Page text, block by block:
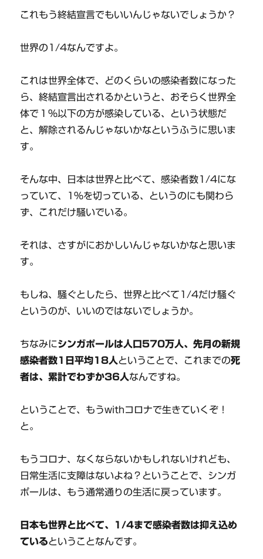
これもう終結宣言でもいいんじゃないでしょうか？
世界の1/4なんですよ。
これは世界全体で、どのくらいの感染者数になった
ら、終結宣言出されるかというと、おそらく世界全
体で１％以下の方が感染している、という状態だ
と、解除されるんじゃないかなというふうに思いま
す。
そんな中、日本は世界と比べて、感染者数1/4にな
っていて、1％を切っている、というのにも関わら
ず、これだけ騒いでいる。
それは、さすがにおかしいんじゃないかなと思いま
す。
もしね、騒ぐとしたら、世界と比べて1/4だけ騒ぐ
というのが、いいのではないでしょうか。
ちなみにシンガポールは人口570万人、先月の新規
感染者数1日平均18人ということで、これまでの死
者は、累計でわずか36人なんですね。
ということで、もうwithコロナで生きていくぞ！
と。
もうコロナ、なくならないかもしれないけれども、
日常生活に支障はないよね？ということで、シンガ
ポールは、もう通常通りの生活に戻っています。
日本も世界と比べて、1/4まで感染者数は抑え込め
ているということなんです。